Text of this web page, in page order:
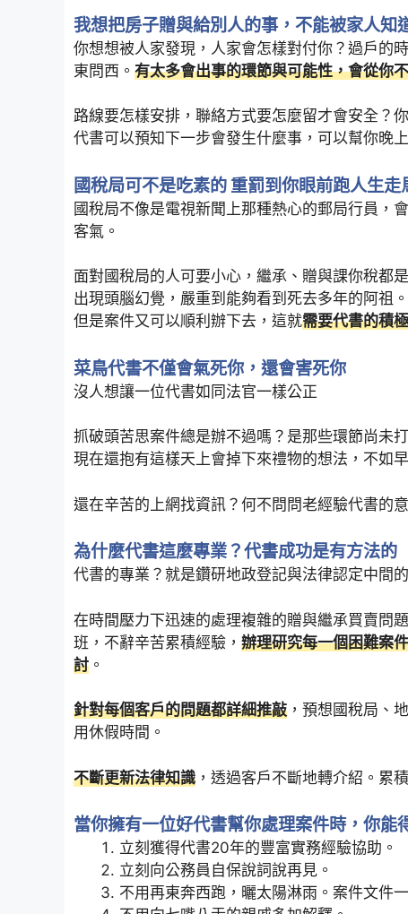
我想把房子贈與給別人的事，不能被家人知
你想想被人家發現，人家會怎樣對付你？過戶的
東問西。 有太多會出事的環節與可能性，會從你
路線要怎樣安排，聯絡方式要怎麼留才會安全？
代書可以預知下一步會發生什麼事，可以幫你晚
國稅局可不是吃素的 重罰到你眼前跑人生走
國稅局不像是電視新聞上那種熱心的郵局行員，
客氣。
面對國稅局的人可要小心，繼承、贈與課你稅都
出現頭腦幻覺，嚴重到能夠看到死去多年的阿祖
但是案件又可以順利辦下去，這就需要代書的積
菜鳥代書不僅會氣死你，還會害死你
沒人想讓一位代書如同法官一樣公正
抓破頭苦思案件總是辦不過嗎？是那些環節尚未
現在還抱有這樣天上會掉下來禮物的想法，不如
還在辛苦的上網找資訊？何不問問老經驗代書的
為什麼代書這麼專業？代書成功是有方法的
代書的專業？就是鑽研地政登記與法律認定中間
在時間壓力下迅速的處理複雜的贈與繼承買賣問
班，不辭辛苦累積經驗， 辦理研究每一個困難案
討 。
針對每個客戶的問題都詳細推敲 ，預想國稅局、
用休假時間。
不斷更新法律知識 ，透過客戶不斷地轉介紹。累
當你擁有一位好代書幫你處理案件時，你能
立刻獲得代書20年的豐富實務經驗協助。
立刻向公務員自保說詞說再見。
不用再東奔西跑，曬太陽淋雨。案件文件